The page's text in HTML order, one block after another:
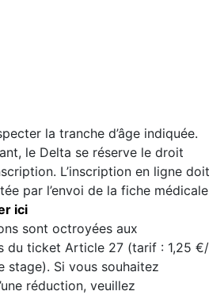
la tranche d’âge indiquée.
le Delta se réserve le droit
L’inscription en ligne doit
par l’envoi de la fiche médicale
ici
sont octroyées aux
du ticket Article 27 (tarif : 1,25 €/
stage). Si vous souhaitez
réduction, veuillez